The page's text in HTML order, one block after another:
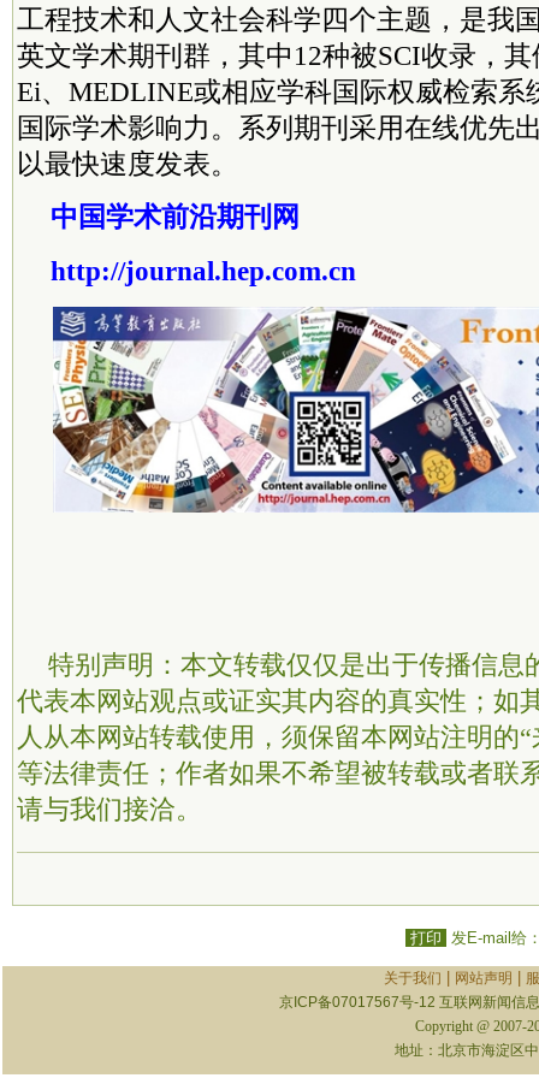
工程技术和人文社会科学四个主题，是我
英文学术期刊群，其中12种被SCI收录，
Ei、MEDLINE或相应学科国际权威检索系
国际学术影响力。系列期刊采用在线优先
以最快速度发表。
中国学术前沿期刊网
http://journal.hep.com.cn
特别声明：本文转载仅仅是出于传播信息
代表本网站观点或证实其内容的真实性；如
人从本网站转载使用，须保留本网站注明的
等法律责任；作者如果不希望被转载或者联
请与我们接洽。
打印 发E-mail给
关于我们 网站声明
京ICP备07017567号-12 互联网新闻信
Copyright @ 2007-
地址：北京市海淀区